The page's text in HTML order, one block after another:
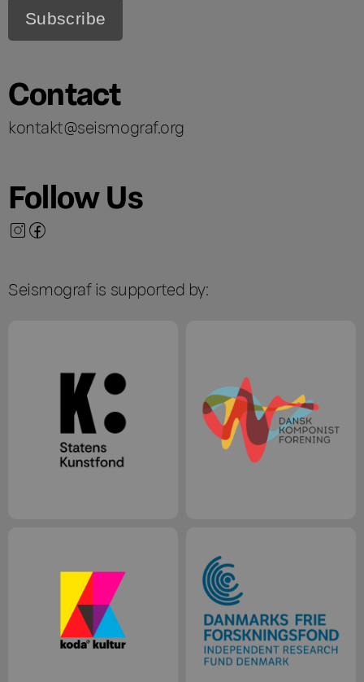
Contact
kontakt@seismograf.org
Follow Us
Seismograf is supported by: